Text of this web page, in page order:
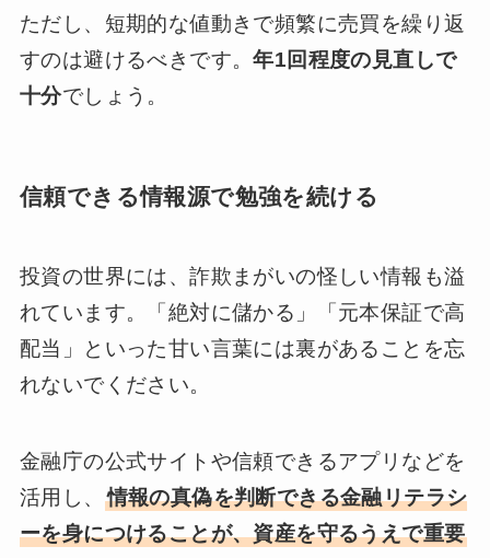
ただし、短期的な値動きで頻繁に売買を繰り返
すのは避けるべきです。年1回程度の見直しで
十分でしょう。
信頼できる情報源で勉強を続ける
投資の世界には、詐欺まがいの怪しい情報も溢
れています。「絶対に儲かる」「元本保証で高
配当」といった甘い言葉には裏があることを忘
れないでください。
金融庁の公式サイトや信頼できるアプリなどを
活用し、 情報の真偽を判断できる金融リテラシ
ーを身につけることが、資産を守るうえで重要